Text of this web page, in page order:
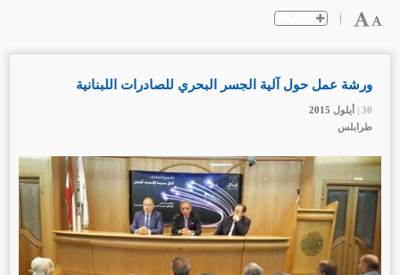
30 | أيلول
ورشة عمل حول آلية الجسر البحري للصادرات اللبنانية
30 | أيلول
طرابلس
30 | أيلول